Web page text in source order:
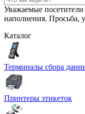
Уважаемые посетители
наполнения. Просьба,
Каталог
Терминалы сбора
Принтеры этикеток